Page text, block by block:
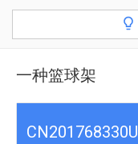
一种篮球架
CN201768330U